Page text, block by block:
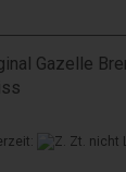
Gazelle